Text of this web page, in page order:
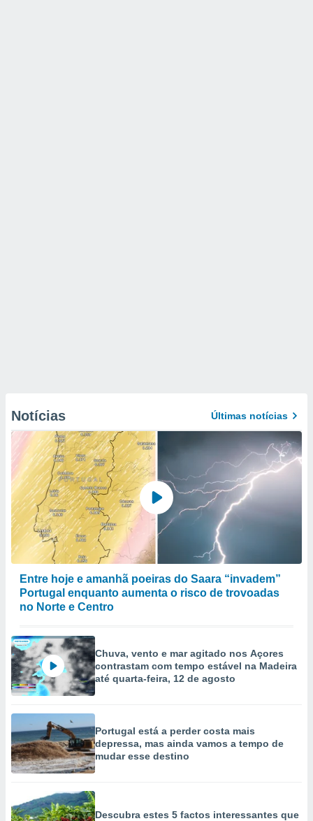
Notícias Últimas notícias
Entre hoje e amanhã poeiras do Saara “invadem”
Portugal enquanto aumenta o risco de trovoadas
no Norte e Centro
Chuva, vento e mar agitado nos Açores
contrastam com tempo estável na Madeira
até quarta-feira, 12 de agosto
Portugal está a perder costa mais
depressa, mas ainda vamos a tempo de
mudar esse destino
Descubra estes 5 factos interessantes que